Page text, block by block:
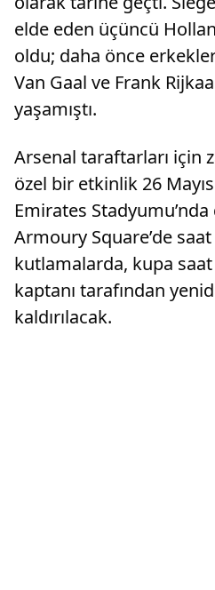
elde eden üçüncü
oldu; daha önce
Van Gaal ve Frank
yaşamıştı.
Arsenal taraftarları için
özel bir etkinlik 26
Emirates
Armoury Square’de
kutlamalarda, kupa saat
kaptanı tarafından
kaldırılacak.